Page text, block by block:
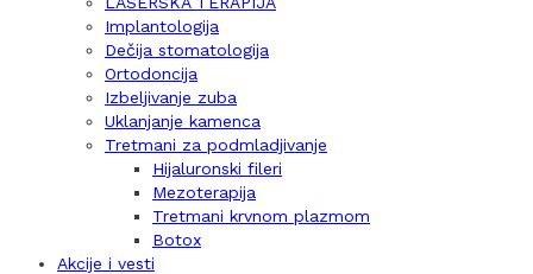
Implantologija
Dečija stomatologija
Ortodoncija
Izbeljivanje zuba
Uklanjanje kamenca
Tretmani za podmladjivanje
Hijaluronski fileri
Mezoterapija
Tretmani krvnom plazmom
Botox
Akcije i vesti